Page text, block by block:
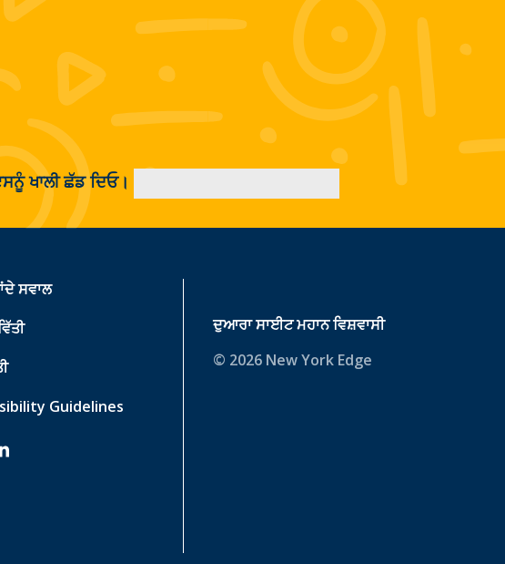
ਖਾਲੀ ਛੱਡ ਦਿਓ।
ਸਵਾਲ
Guidelines
ਦੁਆਰਾ ਸਾਈਟਮਹਾਨ ਵਿਸ਼ਵਾਸੀ
© 2026 New York Edge